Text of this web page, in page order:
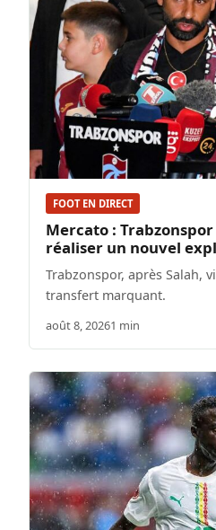
FOOT EN DIRECT
Mercato :
réaliser un nouvel
Trabzonspor, après Salah,
transfert marquant.
août 8, 20261 min